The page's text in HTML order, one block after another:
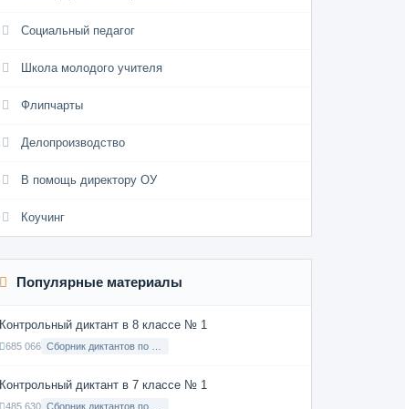
Социальный педагог
Школа молодого учителя
Флипчарты
Делопроизводство
В помощь директору ОУ
Коучинг
Популярные материалы
Контрольный диктант в 8 классе № 1
685 066
Контрольный диктант в 7 классе № 1
485 630